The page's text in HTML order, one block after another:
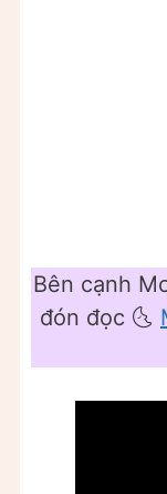
Bên cạnh
đón đọc 🌜